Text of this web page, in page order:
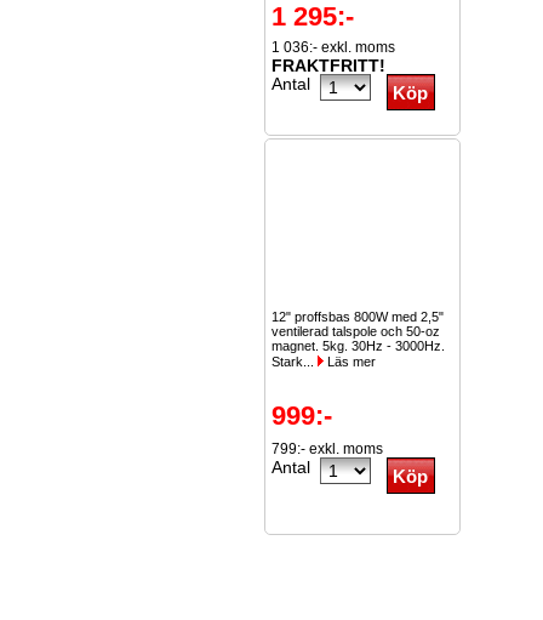
1 295:-
1 036:- exkl. moms
FRAKTFRITT!
Antal
12" proffsbas 800W med 2,5"
ventilerad talspole och 50-oz
magnet. 5kg. 30Hz - 3000Hz.
Stark...
Läs mer
999:-
799:- exkl. moms
Antal